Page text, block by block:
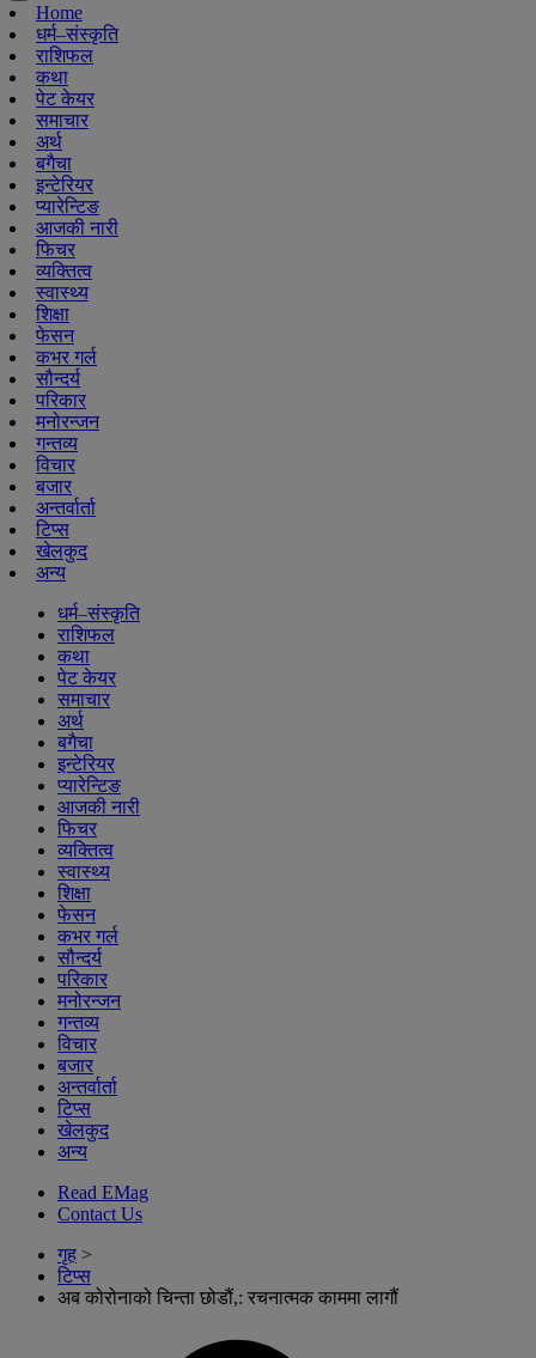
Home
धर्म–संस्कृति
राशिफल
कथा
पेट केयर
समाचार
अर्थ
बगैचा
इन्टेरियर
प्यारेन्टिङ
आजकी नारी
फिचर
व्यक्तित्व
स्वास्थ्य
शिक्षा
फेसन
कभर गर्ल
सौन्दर्य
परिकार
मनोरन्जन
गन्तव्य
विचार
बजार
अन्तर्वार्ता
टिप्स
खेलकुद
अन्य
धर्म–संस्कृति
राशिफल
कथा
पेट केयर
समाचार
अर्थ
बगैचा
इन्टेरियर
प्यारेन्टिङ
आजकी नारी
फिचर
व्यक्तित्व
स्वास्थ्य
शिक्षा
फेसन
कभर गर्ल
सौन्दर्य
परिकार
मनोरन्जन
गन्तव्य
विचार
बजार
अन्तर्वार्ता
टिप्स
खेलकुद
अन्य
Read EMag
Contact Us
गृह >
टिप्स
अब कोरोनाको चिन्ता छोडौं,: रचनात्मक काममा लागौं